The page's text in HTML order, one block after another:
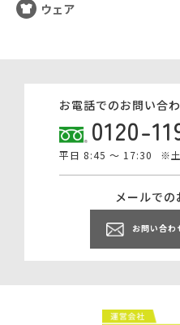
ウェア
お電話でのお問い合
0120-
平日 8:45 ～ 17:30 ※
メールでの
お問い合わ